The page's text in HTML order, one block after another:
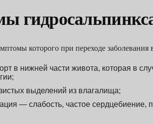
которого при переходе
в нижней части живота, которая в
выделений из влагалища;
— слабость, частое